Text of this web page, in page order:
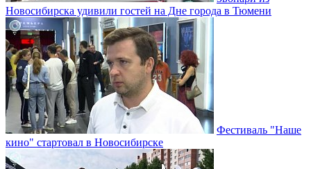
Новосибирска удивили гостей на Дне города в Тюмени
Фестиваль "Наше
кино" стартовал в Новосибирске